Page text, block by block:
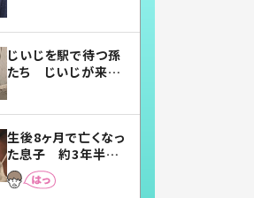
じいじを駅で待つ孫
たち じいじが来た
まらない」「幸せにな
れる」
生後8ヶ月で亡くなっ
た息子 約3年半
後、当時の妻の日記
に書いてあった本音